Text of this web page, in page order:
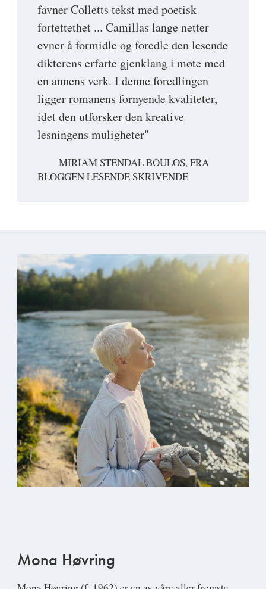
favner Colletts tekst med poetisk
fortettethet ... Camillas lange netter
evner å formidle og foredle den lesende
dikterens erfarte gjenklang i møte med
en annens verk. I denne foredlingen
ligger romanens fornyende kvaliteter,
idet den utforsker den kreative
lesningens muligheter"
MIRIAM STENDAL BOULOS, FRA
BLOGGEN LESENDE SKRIVENDE
Mona Høvring